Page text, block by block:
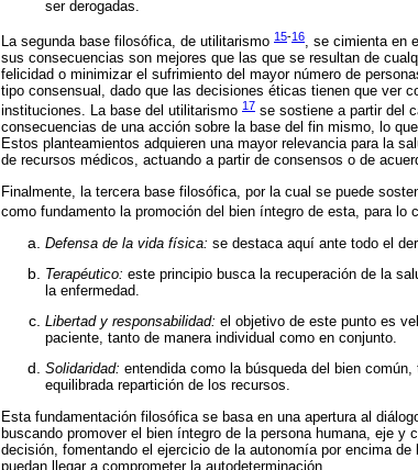
ser derogadas.
La segunda base filosófica, de utilitarismo 15-16, se cimienta en
sus consecuencias son mejores que las que se resultan de
felicidad o minimizar el sufrimiento del mayor número de
tipo consensual, dado que las decisiones éticas tienen que ver
instituciones. La base del utilitarismo 17 se sostiene a partir del
consecuencias de una acción sobre la base del fin mismo, lo
Estos planteamientos adquieren una mayor relevancia para la
de recursos médicos, actuando a partir de consensos o de
Finalmente, la tercera base filosófica, por la cual se puede
como fundamento la promoción del bien íntegro de esta, para lo
Defensa de la vida física: se destaca aquí ante todo el
Terapéutico: este principio busca la recuperación de la
la enfermedad.
Libertad y responsabilidad: el objetivo de este punto es
paciente, tanto de manera individual como en conjunto.
Solidaridad: entendida como la búsqueda del bien
equilibrada repartición de los recursos.
Esta fundamentación filosófica se basa en una apertura al
buscando promover el bien íntegro de la persona humana, eje
decisión, fomentando el ejercicio de la autonomía por encima
puedan llegar a comprometer la autodeterminación.